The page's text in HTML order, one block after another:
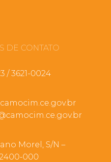
DE CONTATO
/ 3621-0024
Morel, S/N –
000